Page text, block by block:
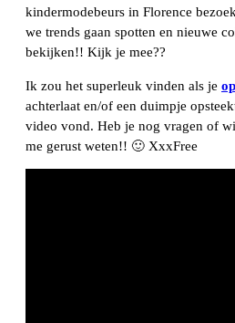
kindermodebeurs in Florence
we trends gaan spotten en nieuwe
bekijken!! Kijk je mee??
Ik zou het superleuk vinden als je
achterlaat en/of een duimpje
video vond. Heb je nog vragen of
me gerust weten!! 🙂 XxxFree